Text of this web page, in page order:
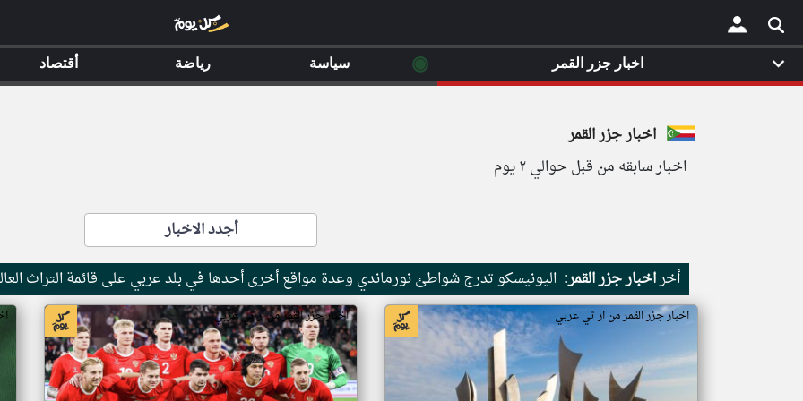
×
اخبار جزر القمر
اخبار سابقه من قبل حوالي ٢ يوم
أجدد الاخبار
أخراخبار جزر القمر: اليونيسكو تدرج شواطئ نورماندي وعدة مواقع أخرى أحدها في بلد عربي على قائمة التراث
اخبار جزر القمر من ار تي عربي اخبار جزر القمر من ار تي عربي
اخبار جزر القمر ◉ سياسة رياضة أقتصاد